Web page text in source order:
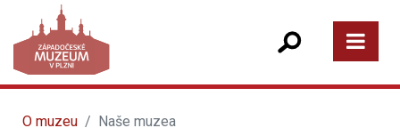
O muzeu Naše muzea